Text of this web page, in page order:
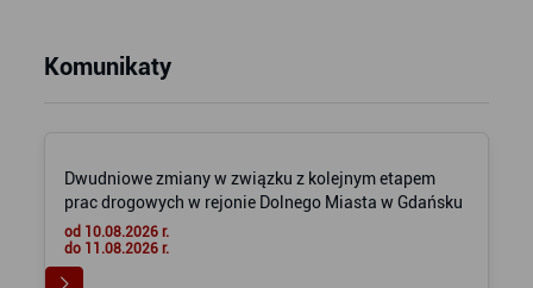
Komunikaty
Dwudniowe zmiany w związku z kolejnym etapem
prac drogowych w rejonie Dolnego Miasta w Gdańsku
od 10.08.2026 r.
do 11.08.2026 r.